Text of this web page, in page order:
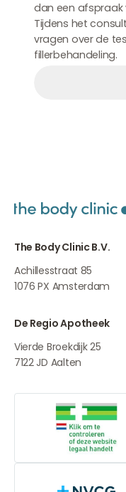
dan een afspraak
Tijdens het
vragen over de
fillerbehandeling.
The Body Clinic B.V.
Achillesstraat 85
1076 PX Amsterdam
De Regio Apotheek
Vierde Broekdijk 25
7122 JD Aalten
Online